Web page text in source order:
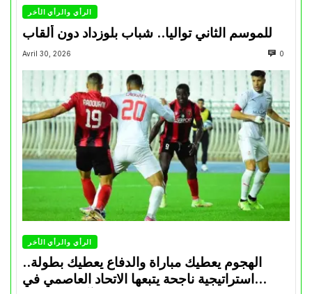
الرأي والرأي الأخر
للموسم الثاني تواليا.. شباب بلوزداد دون ألقاب
Avril 30, 2026 0
الرأي والرأي الأخر
الهجوم يعطيك مباراة والدفاع يعطيك بطولة..
استراتيجية ناجحة يتبعها الاتحاد العاصمي في